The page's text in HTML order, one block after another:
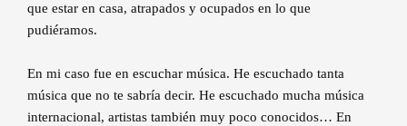
que estar en casa, atrapados y ocupados en lo que
pudiéramos.
En mi caso fue en escuchar música. He escuchado tanta
música que no te sabría decir. He escuchado mucha música
internacional, artistas también muy poco conocidos… En